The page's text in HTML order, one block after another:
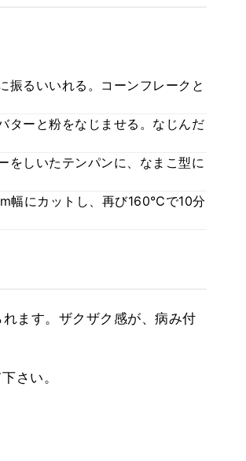
振るいいれる。コーンフレークと
ターと粉をなじませる。なじんだ
をしいたテンパンに、なまこ型に
幅にカットし、再び160℃で10分
ます。ザクザク感が、病み付
さい。